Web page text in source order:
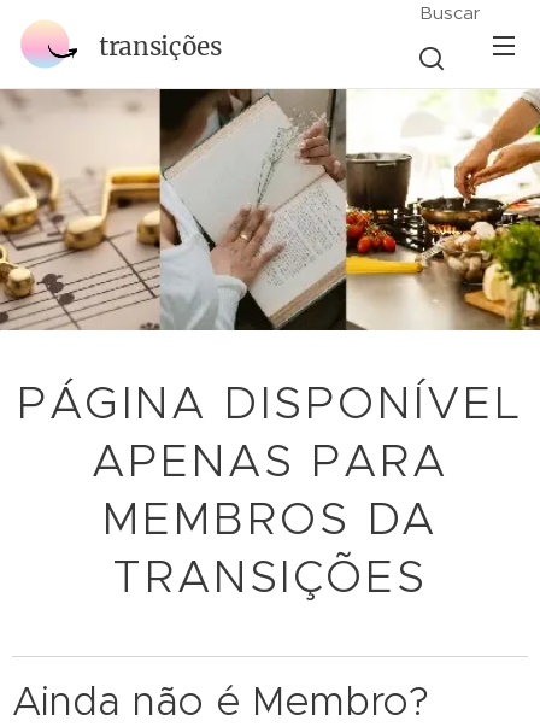
transições
Buscar
PÁGINA DISPONÍVEL
APENAS PARA
MEMBROS DA
TRANSIÇÕES
Ainda não é Membro?